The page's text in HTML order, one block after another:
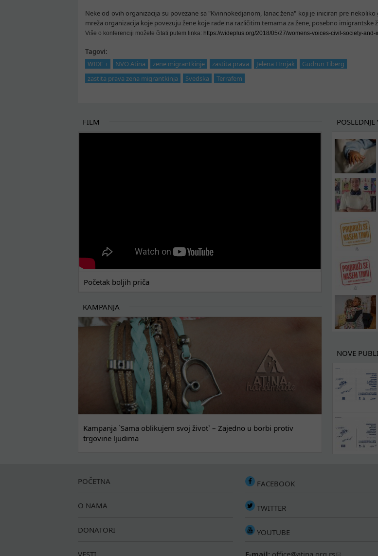
Neke od ovih organizacija su povezane sa "Kvinnokedjanom, lanac žena" koji je iniciran pre nekoliko
mreža organizacija koje povezuju žene koje rade na različitim temama za žene, posebno imigrantske
Više o konferenciji možete čitati putem linka: https://wideplus.org/2018/05/27/womens-voices-civil-society-and-
Tagovi:
WIDE +
NVO Atina zene migrantkinje zastita prava Jelena Hrnjak
Gudrun Tiberg
zastita prava zena migrantkinja
Svedska Terrafem
FILM
Početak boljih priča
KAMPANJA
Kampanja `Sama oblikujem svoj život` – Zajedno u borbi protiv
trgovine ljudima
POSLEDNJE
NOVE
POČETNA
O NAMA
DONATORI
FACEBOOK
TWITTER
YOUTUBE